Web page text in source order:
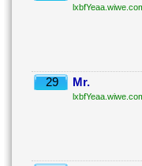
29 Mr.